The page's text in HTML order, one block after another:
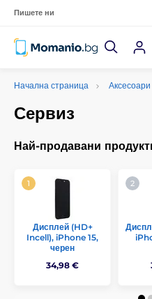
Пишете ни
Начална страница Аксесоари
Сервиз
Най-продавани
Дисплей (HD+
Incell), iPhone 15,
черен
34,98 €